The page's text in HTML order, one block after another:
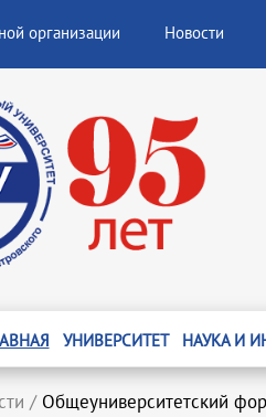
организации Новости
УНИВЕРСИТЕТ НАУКА И
/ Общеуниверситетский